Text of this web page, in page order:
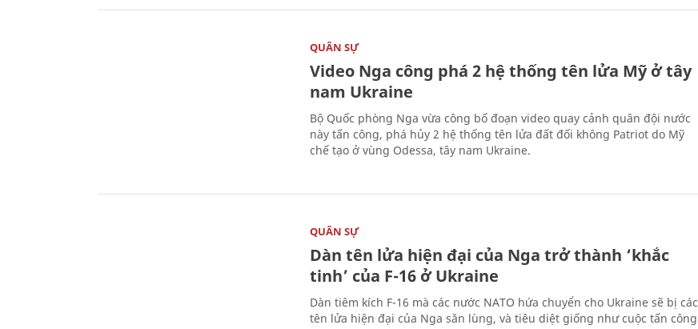
QUÂN SỰ
Video Nga công phá 2 hệ thống tên lửa Mỹ ở tây
nam Ukraine
Bộ Quốc phòng Nga vừa công bố đoạn video quay cảnh quân đội nước
này tấn công, phá hủy 2 hệ thống tên lửa đất đối không Patriot do Mỹ
chế tạo ở vùng Odessa, tây nam Ukraine.
QUÂN SỰ
Dàn tên lửa hiện đại của Nga trở thành ‘khắc
tinh’ của F-16 ở Ukraine
Dàn tiêm kích F-16 mà các nước NATO hứa chuyển cho Ukraine sẽ bị các
tên lửa hiện đại của Nga săn lùng, và tiêu diệt giống như cuộc tấn công